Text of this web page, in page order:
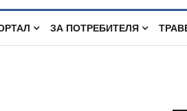
ЗА ПОТРЕБИТЕЛЯ